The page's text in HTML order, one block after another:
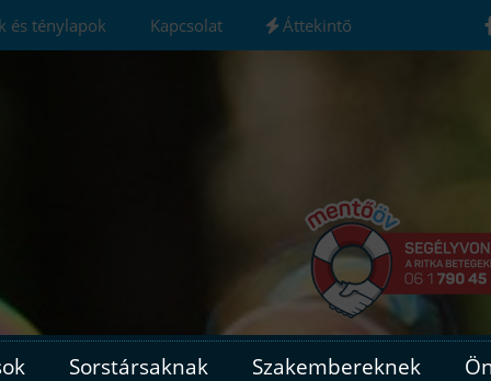
és ténylapok Kapcsolat Áttekintő
Sorstársaknak Szakembereknek